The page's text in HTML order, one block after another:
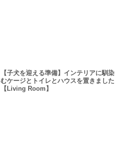
【子犬を迎える準備】インテリアに馴染
むケージとトイレとハウスを置きました
【Living Room】